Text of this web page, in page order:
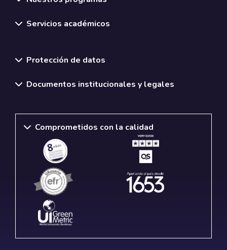
Servicios académicos
Protección de datos
Documentos institucionales y legales
Comprometidos con la calidad